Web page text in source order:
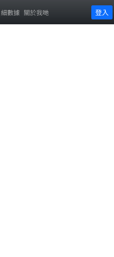
細數據 關於我哋 登入